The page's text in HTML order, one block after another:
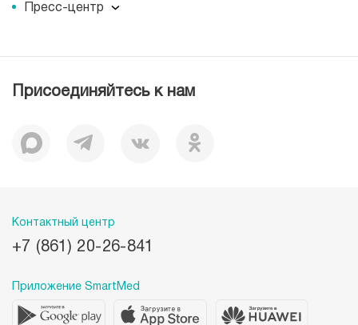
Вакансии
Документы
История
Пресс-центр
Журнал для пациентов «МЕДСИ СЕГОДНЯ»
Присоединяйтесь к нам
Контактный центр
+7 (861) 20-26-841
Приложение SmartMed